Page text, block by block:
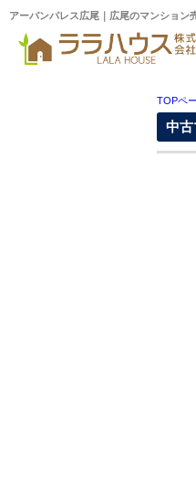
アーバンパレス広尾｜広尾のマンション
TOPペ
中